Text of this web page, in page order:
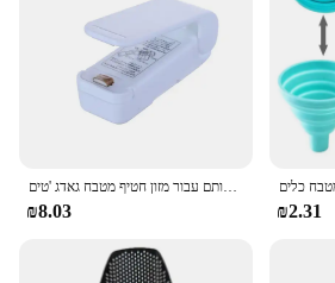
נייד תיק חום אוטם פלסטיק חבילה אחסון תיק קליפ מיני איטום מכונת שימושי מדבקת חותם עבור מזון חטיף מטבח גאדג 'טים
₪8.03 ₪2.31